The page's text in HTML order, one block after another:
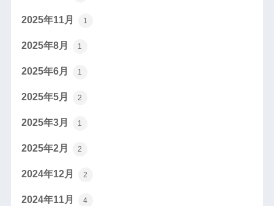
2025年11月 1
2025年8月 1
2025年6月 1
2025年5月 2
2025年3月 1
2025年2月 2
2024年12月 2
2024年11月 4